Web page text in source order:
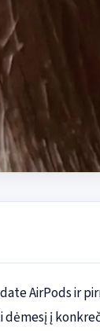
AirPods ir
į